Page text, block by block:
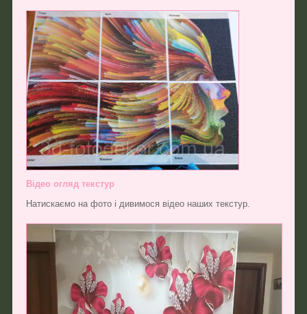
Відео огляд текстур
Натискаємо на фото і дивимося відео наших текстур.